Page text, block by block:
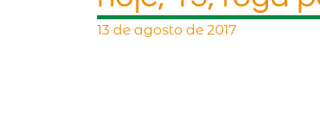
13 de agosto de 2017